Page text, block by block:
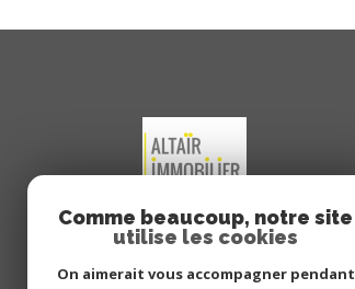
Comme beaucoup, notre site
utilise les cookies
On aimerait vous accompagner pendant